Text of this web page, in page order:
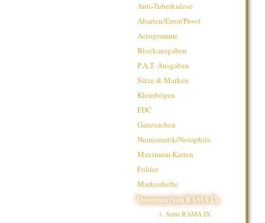
Anti-Tuberkulose
Abarten/Error/Proof
Aerogramme
Blockausgaben
P.A.T. Ausgaben
Sätze & Marken
Kleinbögen
FDC
Ganzsachen
Numismatik/Notaphila
Maximum Karten
Folder
Markenhefte
Dauermarken RAMA IX
1. Serie RAMA IX